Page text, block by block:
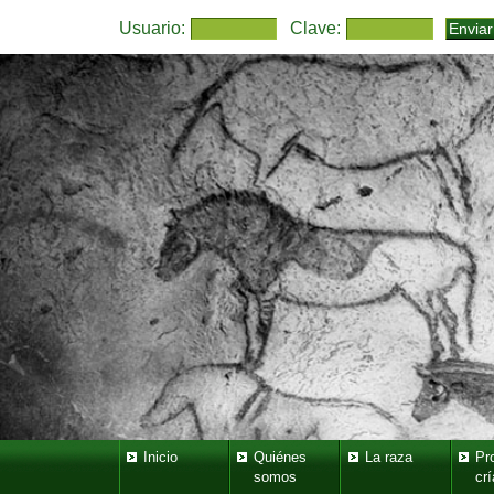
Usuario: Clave:
Inicio
Quiénes
somos
La raza